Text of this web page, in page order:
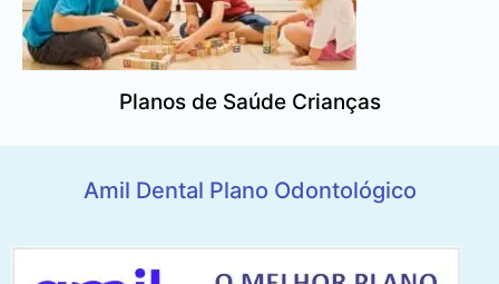
Planos de Saúde Crianças
Amil Dental Plano Odontológico